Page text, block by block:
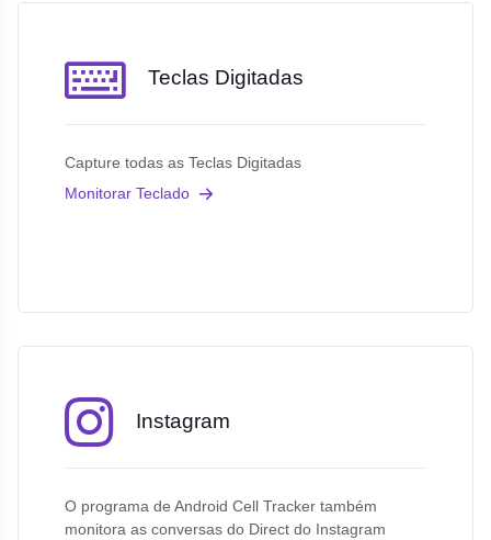
Teclas Digitadas
Capture todas as Teclas Digitadas
Monitorar Teclado
Instagram
O programa de Android Cell Tracker também
monitora as conversas do Direct do Instagram